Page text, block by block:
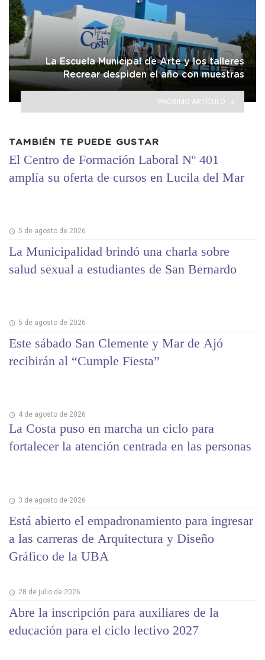
La Escuela Municipal de Arte y los talleres
Recrear despiden el año con muestras
PRÓXIMO ARTÍCULO
TAMBIÉN TE PUEDE GUSTAR
El Centro de Formación Laboral Nº 401
amplía su oferta de cursos en Lucila del Mar
5 de agosto de 2026
La Municipalidad brindó una charla sobre
salud sexual a estudiantes de San Bernardo
5 de agosto de 2026
Este sábado San Clemente y Mar de Ajó
recibirán al “Cumple Fiesta”
4 de agosto de 2026
La Costa puso en marcha un ciclo para
fortalecer la atención centrada en las personas
3 de agosto de 2026
Está abierto el empadronamiento para ingresar
a las carreras de Arquitectura y Diseño
Gráfico de la UBA
28 de julio de 2026
Abre la inscripción para auxiliares de la
educación para el ciclo lectivo 2027